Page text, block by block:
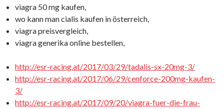
viagra 50 mg kaufen,
wo kann man cialis kaufen in österreich,
viagra preisvergleich,
viagra generika online bestellen,
http://esr-racing.at/2017/03/29/tadalis-sx-20mg-3/
http://esr-racing.at/2017/06/29/cenforce-200mg-kaufen-
3/
http://esr-racing.at/2017/09/20/viagra-fuer-die-frau-